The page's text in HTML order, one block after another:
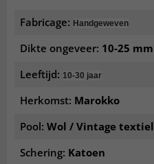
Fabricage: Handgeweven
Dikte ongeveer: 10-25 mm
Leeftijd: 10-30 jaar
Herkomst: Marokko
Pool: Wol / Vintage textiel
Schering: Katoen